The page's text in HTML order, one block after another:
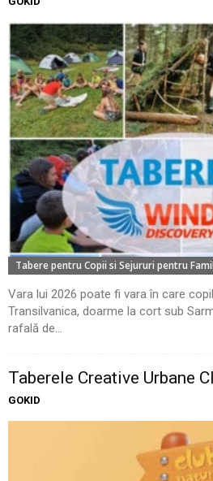
Tabere pentru Copii si Sejururi pentru
Vara lui 2026 poate fi vara în care
Transilvanica, doarme la cort sub
rafală de...
Taberele Creative Urbane
GOKID